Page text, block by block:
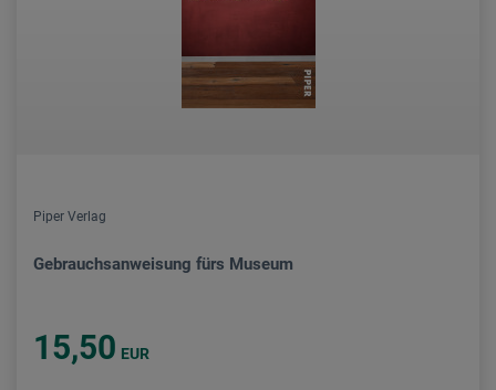
Piper Verlag
Gebrauchsanweisung fürs Museum
15,50 EUR